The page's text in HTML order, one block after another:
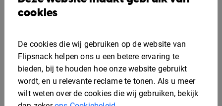
cookies
De cookies die wij gebruiken op de website van
Flipsnack helpen ons u een betere ervaring te
bieden, bij te houden hoe onze website gebruikt
wordt, en u relevante reclame te tonen. Als u meer
wilt weten over de cookies die wij gebruiken, bekijk